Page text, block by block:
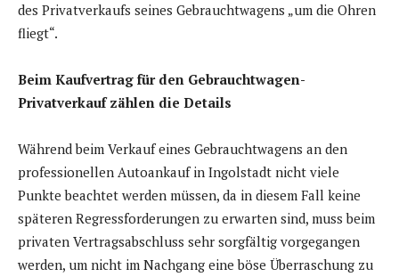
des Privatverkaufs seines Gebrauchtwagens „um die Ohren
fliegt“.
Beim Kaufvertrag für den Gebrauchtwagen-
Privatverkauf zählen die Details
Während beim Verkauf eines Gebrauchtwagens an den
professionellen Autoankauf in Ingolstadt nicht viele
Punkte beachtet werden müssen, da in diesem Fall keine
späteren Regressforderungen zu erwarten sind, muss beim
privaten Vertragsabschluss sehr sorgfältig vorgegangen
werden, um nicht im Nachgang eine böse Überraschung zu